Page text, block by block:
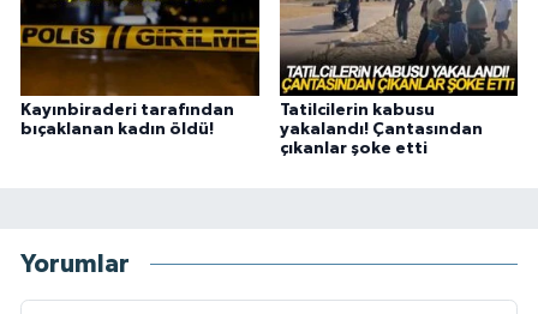
Kayınbiraderi tarafından
bıçaklanan kadın öldü!
Tatilcilerin kabusu
yakalandı! Çantasından
çıkanlar şoke etti
Yorumlar